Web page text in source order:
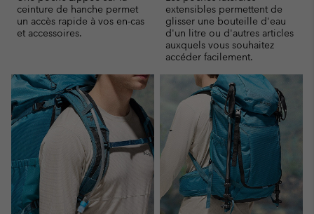
ceinture de hanche permet
un accès rapide à vos en-cas
et accessoires.
extensibles permettent de
glisser une bouteille d'eau
d'un litre ou d'autres articles
auxquels vous souhaitez
accéder facilement.